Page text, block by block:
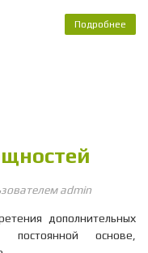
Подробнее
admin
дополнительных
постоянной основе,